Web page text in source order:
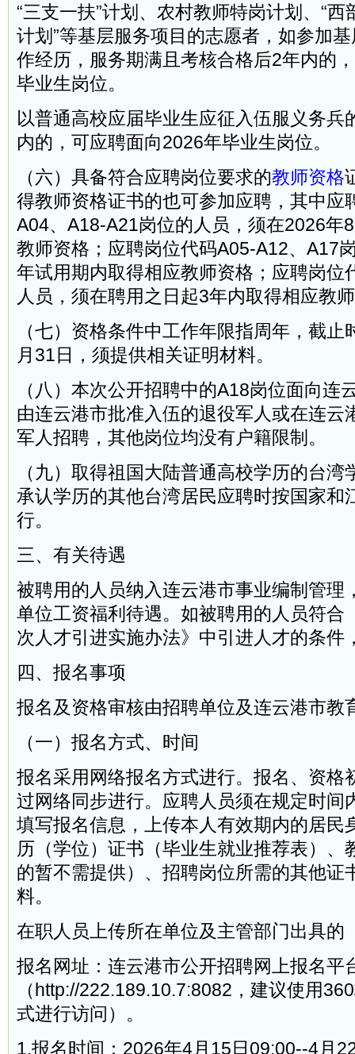
“三支一扶”计划、农村教师特岗计划、“西
计划”等基层服务项目的志愿者，如参加
作经历，服务期满且考核合格后2年内的
毕业生岗位。
以普通高校应届毕业生应征入伍服义务兵
内的，可应聘面向2026年毕业生岗位。
（六）具备符合应聘岗位要求的教师资格
得教师资格证书的也可参加应聘，其中应
A04、A18-A21岗位的人员，须在2026年
教师资格；应聘岗位代码A05-A12、A17
年试用期内取得相应教师资格；应聘岗位
人员，须在聘用之日起3年内取得相应教
（七）资格条件中工作年限指周年，截
月31日，须提供相关证明材料。
（八）本次公开招聘中的A18岗位面向连
由连云港市批准入伍的退役军人或在连云
军人招聘，其他岗位均没有户籍限制。
（九）取得祖国大陆普通高校学历的台
承认学历的其他台湾居民应聘时按国家和
行。
三、有关待遇
被聘用的人员纳入连云港市事业编制管理
单位工资福利待遇。如被聘用的人员符合
次人才引进实施办法》中引进人才的条件
四、报名事项
报名及资格审核由招聘单位及连云港市教
（一）报名方式、时间
报名采用网络报名方式进行。报名、资格
过网络同步进行。应聘人员须在规定时间
填写报名信息，上传本人有效期内的居民
历（学位）证书（毕业生就业推荐表）、
的暂不需提供）、招聘岗位所需的其他证
料。
在职人员上传所在单位及主管部门出具的
报名网址：连云港市公开招聘网上报名平
（http://222.189.10.7:8082，建议使用
式进行访问）。
1.报名时间：2026年4月15日09:00--4月